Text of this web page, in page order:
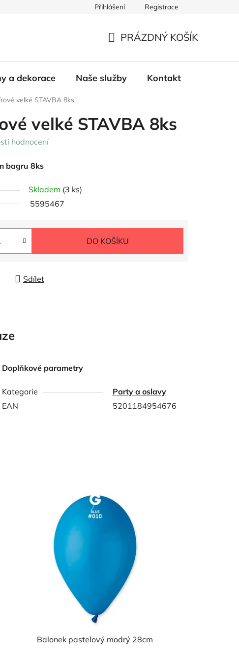
Přihlášení Registrace
KOŠÍK
PRÁZDNÝ KOŠÍK
a dekorace Naše služby Kontakt
velké STAVBA 8ks
velké STAVBA 8ks
hodnocení
bagru 8ks
Skladem (3 ks)
5595467
DO KOŠÍKU
Sdílet
Doplňkové parametry
Kategorie
Party a oslavy
EAN
5201184954676
Balonek pastelový modrý 28cm